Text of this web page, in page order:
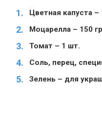
Цветная капуста –
Моцарелла – 150
Томат – 1 шт.
Соль, перец,
Зелень – для